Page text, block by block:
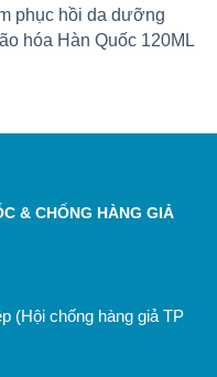
phục hồi da dưỡng
hóa Hàn Quốc 120ML
& CHỐNG HÀNG GIẢ
(Hội chống hàng giả TP